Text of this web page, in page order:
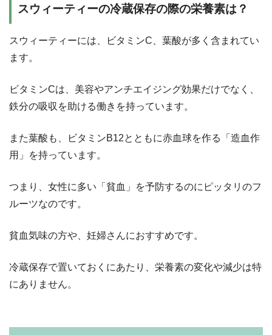
スウィーティーの冷蔵保存の際の栄養素は？
スウィーティーには、ビタミンC、葉酸が多く含まれてい
ます。
ビタミンCは、美容やアンチエイジング効果だけでなく、
鉄分の吸収を助ける働きを持っています。
また葉酸も、ビタミンB12とともに赤血球を作る「造血作
用」を持っています。
つまり、女性に多い「貧血」を予防するのにピッタリのフ
ルーツなのです。
貧血気味の方や、妊婦さんにおすすめです。
冷蔵保存で置いておくにあたり、栄養素の変化や減少は特
にありません。